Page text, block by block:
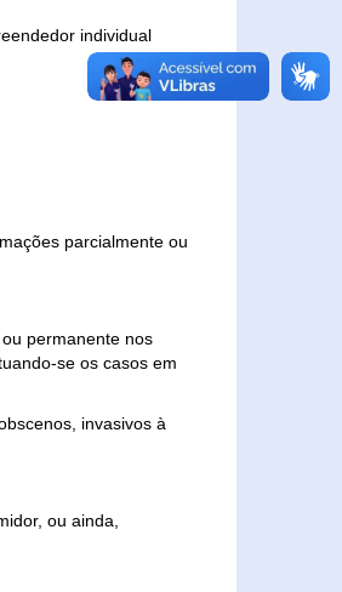
individual
parcialmente ou
permanente nos
se os casos em
invasivos à
ou ainda,